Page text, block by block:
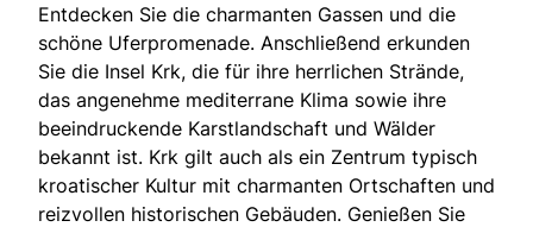
Entdecken Sie die charmanten Gassen und die
schöne Uferpromenade. Anschließend erkunden
Sie die Insel Krk, die für ihre herrlichen Strände,
das angenehme mediterrane Klima sowie ihre
beeindruckende Karstlandschaft und Wälder
bekannt ist. Krk gilt auch als ein Zentrum typisch
kroatischer Kultur mit charmanten Ortschaften und
reizvollen historischen Gebäuden. Genießen Sie